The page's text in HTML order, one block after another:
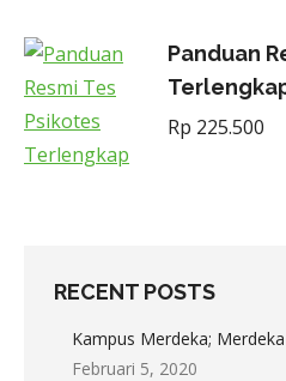
Panduan
Rp 225.500
RECENT POSTS
Kampus Merdeka;
Februari 5, 2020